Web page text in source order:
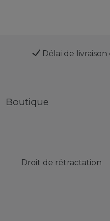
Délai de livraison
Boutique
Droit de rétractation